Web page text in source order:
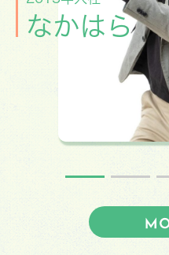
なかはら